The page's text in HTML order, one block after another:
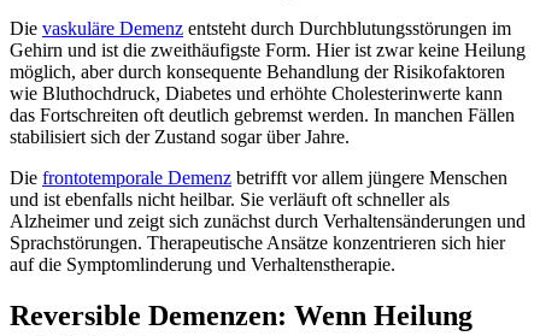
Die vaskuläre Demenz entsteht durch Durchblutungsstörungen im
Gehirn und ist die zweithäufigste Form. Hier ist zwar keine Heilung
möglich, aber durch konsequente Behandlung der Risikofaktoren
wie Bluthochdruck, Diabetes und erhöhte Cholesterinwerte kann
das Fortschreiten oft deutlich gebremst werden. In manchen Fällen
stabilisiert sich der Zustand sogar über Jahre.
Die frontotemporale Demenz betrifft vor allem jüngere Menschen
und ist ebenfalls nicht heilbar. Sie verläuft oft schneller als
Alzheimer und zeigt sich zunächst durch Verhaltensänderungen und
Sprachstörungen. Therapeutische Ansätze konzentrieren sich hier
auf die Symptomlinderung und Verhaltenstherapie.
Reversible Demenzen: Wenn Heilung